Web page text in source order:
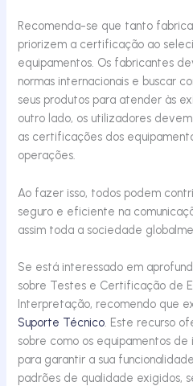
Recomenda-se que tanto
priorizem a certificação ao
equipamentos. Os fabricantes
normas internacionais e buscar
seus produtos para atender às
outro lado, os utilizadores
as certificações dos
operações.
Ao fazer isso, todos podem
seguro e eficiente na
assim toda a sociedade
Se está interessado em
sobre Testes e Certificação de
Interpretação, recomendo que
Suporte Técnico. Este recurso
sobre como os equipamentos
para garantir a sua
padrões de qualidade exigidos,